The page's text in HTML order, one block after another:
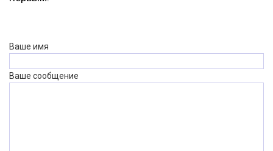
Ваше имя
Ваше сообщение